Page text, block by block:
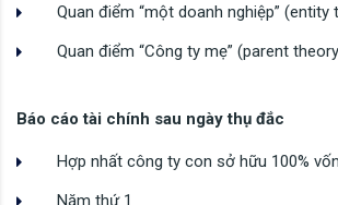
Quan điểm “một doanh nghiệp” (entity
Quan điểm “Công ty mẹ” (parent
Báo cáo tài chính sau ngày thụ đắc
Hợp nhất công ty con sở hữu 100% vốn
Năm thứ 1